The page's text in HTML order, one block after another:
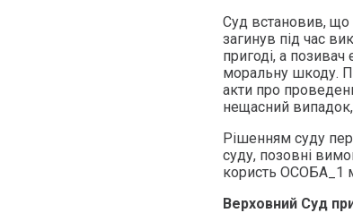
Суд встановив, що
загинув під час
пригоді, а позивач
моральну шкоду.
акти про
нещасний
Рішенням суду
суду, позовні
користь ОСОБА_1
Верховний Суд